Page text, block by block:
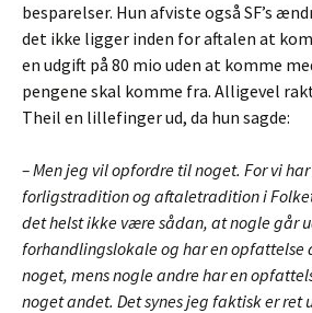
besparelser. Hun afviste også SF’s
det ikke ligger inden for aftalen at
en udgift på 80 mio uden at komme
pengene skal komme fra. Alligevel
Theil en lillefinger ud, da hun sagde:
– Men jeg vil opfordre til noget. For vi
forligstradition og aftaletradition i
det helst ikke være sådan, at nogle går
forhandlingslokale og har en opfattelse
noget, mens nogle andre har en
noget andet. Det synes jeg faktisk er